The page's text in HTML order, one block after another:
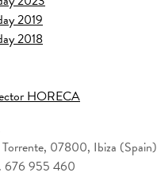
2019
2018
HORECA
07800, Ibiza (Spain)
676 955 460